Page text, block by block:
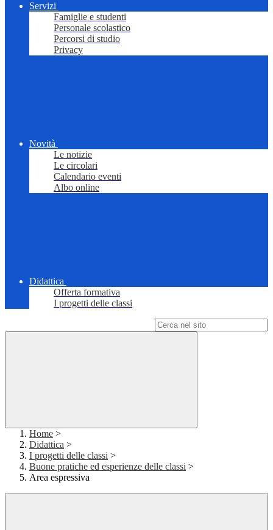
Servizi
Famiglie e studenti
Personale scolastico
Percorsi di studio
Privacy
Novità
Le notizie
Le circolari
Calendario eventi
Albo online
Didattica
Offerta formativa
I progetti delle classi
Home >
Didattica >
I progetti delle classi >
Buone pratiche ed esperienze delle classi >
Area espressiva